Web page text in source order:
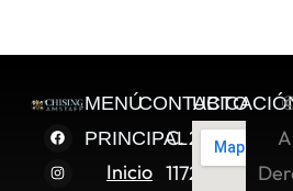
MENÚ
PRINCIPAL
Inicio
CONTACTO
C. 2 Sur
11722,